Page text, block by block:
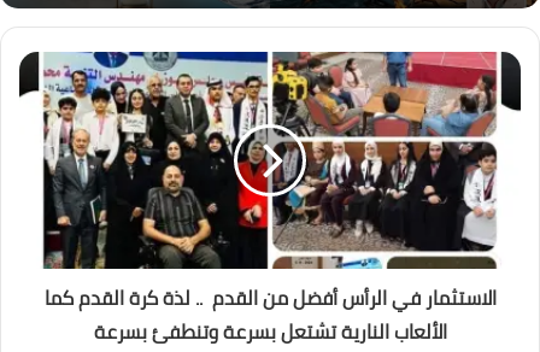
الاستثمار في الرأس أفضل من القدم .. لذة كرة القدم كما
الألعاب النارية تشتعل بسرعة وتنطفئ بسرعة